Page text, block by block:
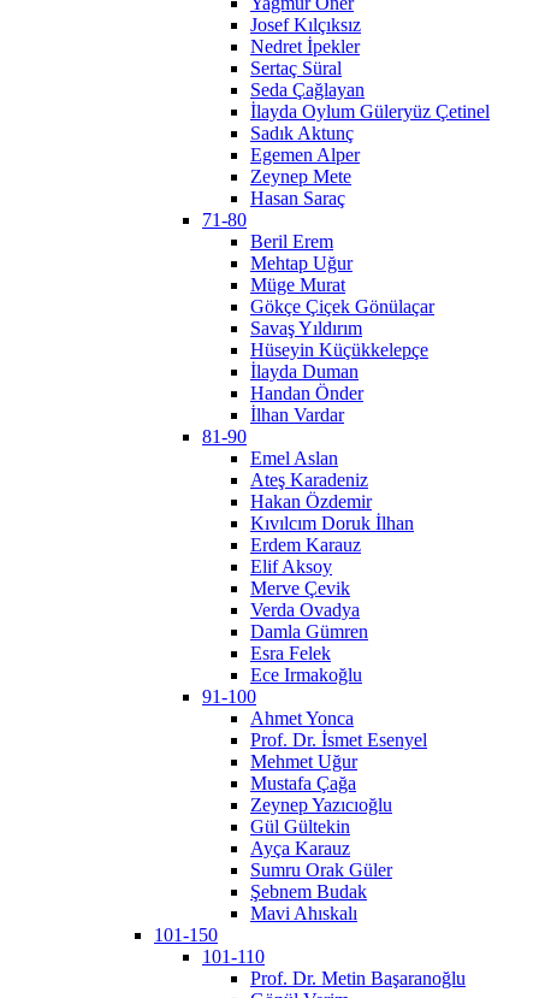
Josef Kılçıksız
Nedret İpekler
Sertaç Süral
Seda Çağlayan
İlayda Oylum Güleryüz Çetinel
Sadık Aktunç
Egemen Alper
Zeynep Mete
Hasan Saraç
71-80
Beril Erem
Mehtap Uğur
Müge Murat
Gökçe Çiçek Gönülaçar
Savaş Yıldırım
Hüseyin Küçükkelepçe
İlayda Duman
Handan Önder
İlhan Vardar
81-90
Emel Aslan
Ateş Karadeniz
Hakan Özdemir
Kıvılcım Doruk İlhan
Erdem Karauz
Elif Aksoy
Merve Çevik
Verda Ovadya
Damla Gümren
Esra Felek
Ece Irmakoğlu
91-100
Ahmet Yonca
Prof. Dr. İsmet Esenyel
Mehmet Uğur
Mustafa Çağa
Zeynep Yazıcıoğlu
Gül Gültekin
Ayça Karauz
Sumru Orak Güler
Şebnem Budak
Mavi Ahıskalı
101-150
101-110
Prof. Dr. Metin Başaranoğlu